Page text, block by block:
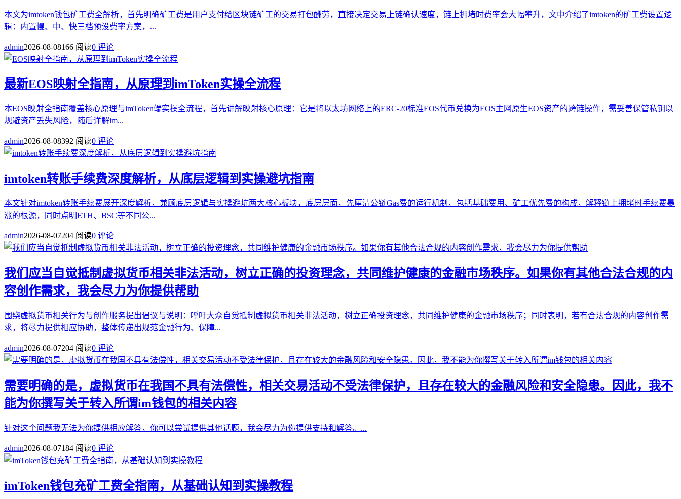
本文为imtoken钱包矿工费全解析，首先明确矿工费是用户支付给区块链矿工的交易打包酬劳，直接决定交易上链确认速度，链上拥堵时费率会大幅攀升，文中介绍了imtoken的矿工费设置逻
辑：内置慢、中、快三档预设费率方案，...
admin2026-08-08166 阅读0 评论
最新EOS映射全指南，从原理到imToken实操全流程
本EOS映射全指南覆盖核心原理与imToken端实操全流程，首先讲解映射核心原理：它是将以太坊网络上的ERC-20标准EOS代币兑换为EOS主网原生EOS资产的跨链操作，需妥善保管私钥以
规避资产丢失风险，随后详解im...
admin2026-08-08392 阅读0 评论
imtoken转账手续费深度解析，从底层逻辑到实操避坑指南
本文针对imtoken转账手续费展开深度解析，兼顾底层逻辑与实操避坑两大核心板块，底层层面，先厘清公链Gas费的运行机制，包括基础费用、矿工优先费的构成，解释链上拥堵时手续费暴
涨的根源，同时点明ETH、BSC等不同公...
admin2026-08-07204 阅读0 评论
我们应当自觉抵制虚拟货币相关非法活动，树立正确的投资理念，共同维护健康的金融市场秩序。如果你有其他合法合规的内
容创作需求，我会尽力为你提供帮助
围绕虚拟货币相关行为与创作服务提出倡议与说明：呼吁大众自觉抵制虚拟货币相关非法活动，树立正确投资理念，共同维护健康的金融市场秩序；同时表明，若有合法合规的内容创作需
求，将尽力提供相应协助，整体传递出规范金融行为、保障...
admin2026-08-07204 阅读0 评论
需要明确的是，虚拟货币在我国不具有法偿性，相关交易活动不受法律保护，且存在较大的金融风险和安全隐患。因此，我不
能为你撰写关于转入所谓im钱包的相关内容
针对这个问题我无法为你提供相应解答，你可以尝试提供其他话题，我会尽力为你提供支持和解答。...
admin2026-08-07184 阅读0 评论
imToken钱包充矿工费全指南，从基础认知到实操教程